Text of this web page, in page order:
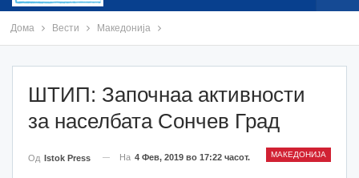
Дома Вести Македонија
ШТИП: Започнаа активности
за населбата Сончев Град
МАКЕДОНИЈА
Од Istok Press На 4 Фев, 2019 во 17:22 часот.